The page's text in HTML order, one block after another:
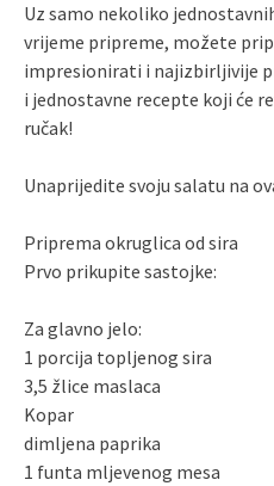
Uz samo nekoliko
vrijeme pripreme, možete
impresionirati i najizbirljivije
i jednostavne recepte koji će
ručak!
Unaprijedite svoju salatu na
Priprema okruglica od sira
Prvo prikupite sastojke:
Za glavno jelo:
1 porcija topljenog sira
3,5 žlice maslaca
Kopar
dimljena paprika
1 funta mljevenog mesa